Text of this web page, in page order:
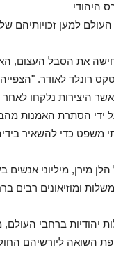
היהודי
למען זכויותיהם של
את הסבל העצום,
במהלך המאה ה-20", אמר בטקס
היצירות נלקחו
הסתרת האמנות
משפט כדי להשאיר
מירן, מיליוני
ומוזיאונים רבים
היהודי העולמי, המייצג 100 קהילות
השואה ליורשיהם